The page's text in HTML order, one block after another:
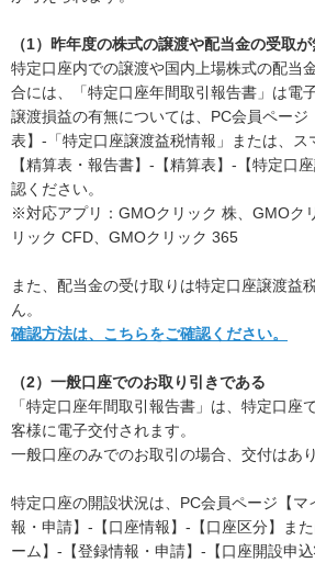
（1）昨年度の株式の譲渡や配当金の受取
特定口座内での譲渡や国内上場株式の配当
合には、「特定口座年間取引報告書」は電
譲渡損益の有無については、PC会員ペー
表】-「特定口座譲渡益税情報」または、ス
【精算表・報告書】-【精算表】-【特定口
認ください。
※対応アプリ：GMOクリック 株、GMOク
リック CFD、GMOクリック 365
また、配当金の受け取りは特定口座譲渡益
ん。
確認方法は、こちらをご確認ください。
（2）一般口座でのお取り引きである
「特定口座年間取引報告書」は、特定口座
客様に電子交付されます。
一般口座のみでのお取引の場合、交付はあり
特定口座の開設状況は、PC会員ページ【マ
報・申請】-【口座情報】-【口座区分】ま
ーム】-【登録情報・申請】-【口座開設申